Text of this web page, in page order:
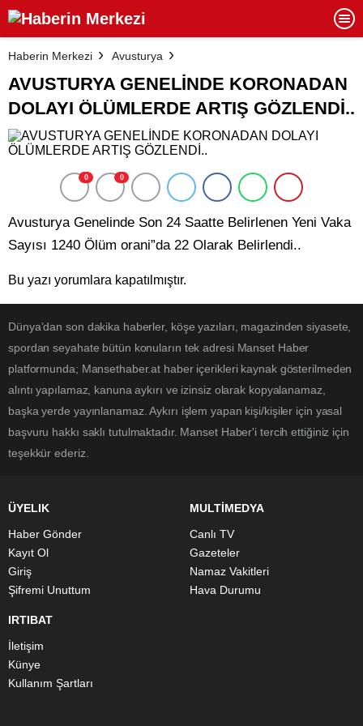
Haberin Merkezi Avusturya
AVUSTURYA GENELİNDE KORONADAN
DOLAYI ÖLÜMLERDE ARTIŞ GÖZLENDİ..
0 0
Avusturya Genelinde Son 24 Saatte Belirlenen Yeni Vaka
Sayısı 1240 Ölüm orani”da 22 Olarak Belirlendi..
Bu yazı yorumlara kapatılmıştır.
Dünya’dan son dakika haberler, köşe yazıları, magazinden siyasete,
spordan seyahate bütün konuların tek adresi Manset Haber
platformunda; Mansethaber.at haber içerikleri kaynak gösterilmeden
alıntı yapılamaz, kanuna aykırı ve izinsiz olarak kopyalanamaz,
başka yerde yayınlanamaz. Aykırı işlem yapan kişi/kişiler için yasal
başvuru hakkı saklı tutulmaktadır. Manset Haber'i tercih ettiğiniz için
teşekkür ederiz.
ÜYELIK
Haber Gönder
Kayıt Ol
Giriş
Şifremi Unuttum
MULTİMEDYA
Canlı TV
Gazeteler
Namaz Vakitleri
Hava Durumu
IRTIBAT
İletişim
Künye
Kullanım Şartları